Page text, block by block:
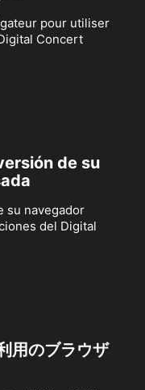
pour utiliser
Concert
de su
su navegador
del Digital
用のブラウザ